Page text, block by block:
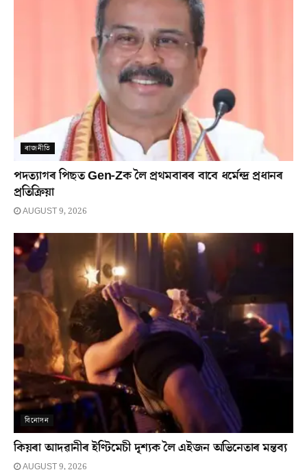
ৰাজনীতি
পদত্যাগৰ পিছত Gen-Zক লৈ প্ৰথমবাৰৰ বাবে ধৰ্মেন্দ্ৰ প্ৰধানৰ
প্ৰতিক্ৰিয়া
AUGUST 9, 2026
বিনোদন
কিয়ৰা আদৱানীৰ ইণ্টিমেচী দৃশ্যক লৈ এইজন অভিনেতাৰ মন্তব্য
AUGUST 9, 2026